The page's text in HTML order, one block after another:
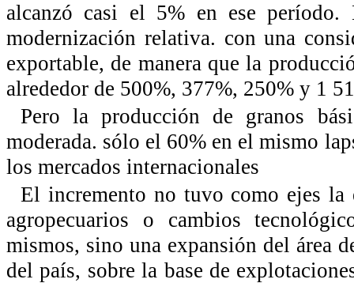
alcanzó casi el 5% en ese
modernización relativa. con una
exportable, de manera que la
alrededor de 500%, 377%, 250% y 1
Pero la producción de granos
moderada. sólo el 60% en el mismo
los mercados internacionales
El incremento no tuvo como ejes la
agropecuarios o cambios
mismos, sino una expansión del área
del país, sobre la base de